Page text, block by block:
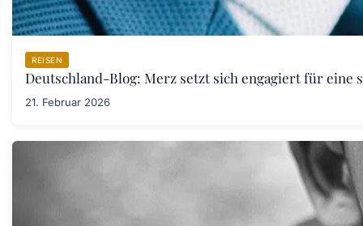
REISEN
Deutschland-Blog: Merz setzt sich engagiert für eine
21. Februar 2026